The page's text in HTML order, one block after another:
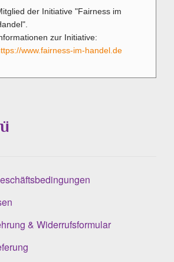
der Initiative "Fairness im
zur Initiative:
www.fairness-im-handel.de
& Widerrufsformular